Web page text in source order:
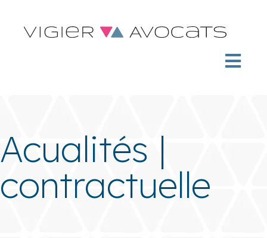
Acualités |
contractuelle